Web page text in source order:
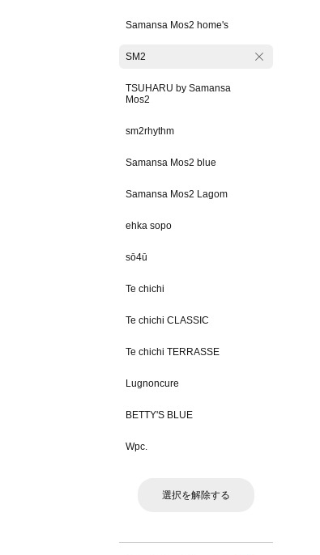
Samansa Mos2 home's
SM2
TSUHARU by Samansa
Mos2
sm2rhythm
Samansa Mos2 blue
Samansa Mos2 Lagom
ehka sopo
sō4ū
Te chichi
Te chichi CLASSIC
Te chichi TERRASSE
Lugnoncure
BETTY'S BLUE
Wpc.
選択を解除する